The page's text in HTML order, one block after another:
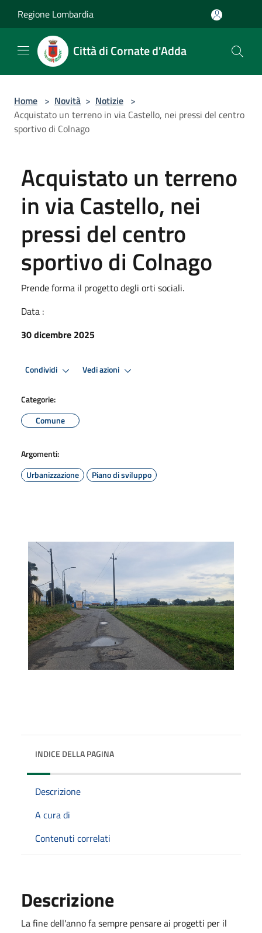
Regione Lombardia
Città di Cornate d'Adda
Home > Novità > Notizie >
Acquistato un terreno in via Castello, nei pressi del centro
sportivo di Colnago
Acquistato un terreno
in via Castello, nei
pressi del centro
sportivo di Colnago
Prende forma il progetto degli orti sociali.
Data :
30 dicembre 2025
Condividi Vedi azioni
Categorie:
Comune
Argomenti:
Urbanizzazione
Piano di sviluppo
INDICE DELLA PAGINA
Descrizione
A cura di
Contenuti correlati
Descrizione
La fine dell'anno fa sempre pensare ai progetti per il